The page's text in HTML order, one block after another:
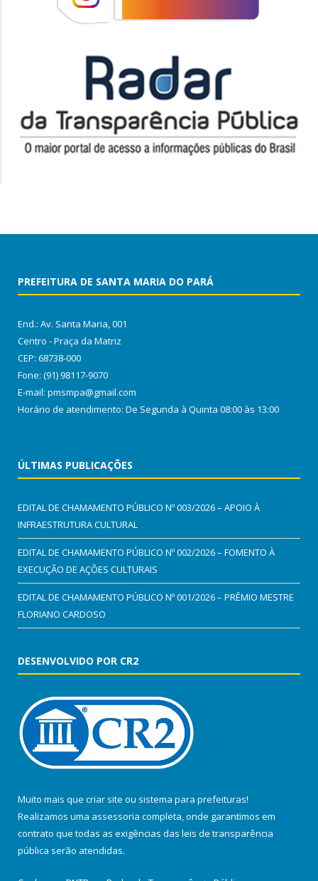
PREFEITURA DE SANTA MARIA DO PARÁ
End.: Av. Santa Maria, 001
Centro - Praça da Matriz
CEP: 68738-000
Fone: (91) 98117-9070
E-mail: pmsmpa@gmail.com
Horário de atendimento: De Segunda à Quinta 08:00 às 13:00
ÚLTIMAS PUBLICAÇÕES
EDITAL DE CHAMAMENTO PÚBLICO Nº 003/2026 – APOIO À
INFRAESTRUTURA CULTURAL
EDITAL DE CHAMAMENTO PÚBLICO Nº 002/2026 – FOMENTO À
EXECUÇÃO DE AÇÕES CULTURAIS
EDITAL DE CHAMAMENTO PÚBLICO Nº 001/2026 – PRÊMIO MESTRE
FLORIANO CARDOSO
DESENVOLVIDO POR CR2
Muito mais que criar site ou sistema para prefeituras!
Realizamos uma assessoria completa, onde garantimos em
contrato que todas as exigências das leis de transparência
pública serão atendidas.